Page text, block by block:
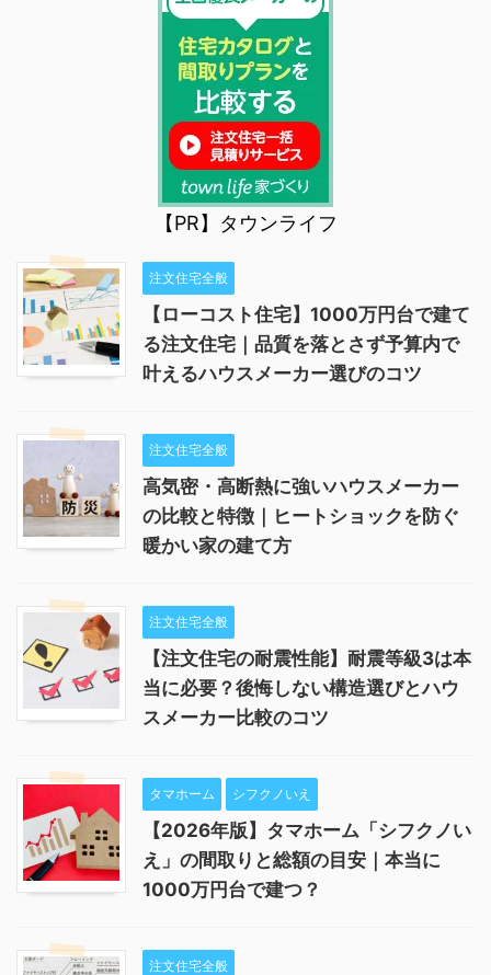
【PR】タウンライフ
注文住宅全般
【ローコスト住宅】1000万円台で建て
る注文住宅｜品質を落とさず予算内で
叶えるハウスメーカー選びのコツ
注文住宅全般
高気密・高断熱に強いハウスメーカー
の比較と特徴｜ヒートショックを防ぐ
暖かい家の建て方
注文住宅全般
【注文住宅の耐震性能】耐震等級3は本
当に必要？後悔しない構造選びとハウ
スメーカー比較のコツ
タマホーム シフクノいえ
【2026年版】タマホーム「シフクノい
え」の間取りと総額の目安｜本当に
1000万円台で建つ？
注文住宅全般